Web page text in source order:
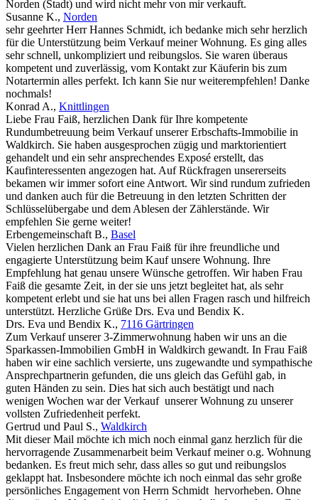
Norden (Stadt) und wird nicht mehr von mir verkauft.
Susanne K., Norden
sehr geehrter Herr Hannes Schmidt, ich bedanke mich sehr herzlich
für die Unterstützung beim Verkauf meiner Wohnung. Es ging alles
sehr schnell, unkompliziert und reibungslos. Sie waren überaus
kompetent und zuverlässig, vom Kontakt zur Käuferin bis zum
Notartermin alles perfekt. Ich kann Sie nur weiterempfehlen! Danke
nochmals!
Konrad A., Knittlingen
Liebe Frau Faiß, herzlichen Dank für Ihre kompetente
Rundumbetreuung beim Verkauf unserer Erbschafts-Immobilie in
Waldkirch. Sie haben ausgesprochen zügig und marktorientiert
gehandelt und ein sehr ansprechendes Exposé erstellt, das
Kaufinteressenten angezogen hat. Auf Rückfragen unsererseits
bekamen wir immer sofort eine Antwort. Wir sind rundum zufrieden
und danken auch für die Betreuung in den letzten Schritten der
Schlüsselübergabe und dem Ablesen der Zählerstände. Wir
empfehlen Sie gerne weiter!
Erbengemeinschaft B., Basel
Vielen herzlichen Dank an Frau Faiß für ihre freundliche und
engagierte Unterstützung beim Kauf unsere Wohnung. Ihre
Empfehlung hat genau unsere Wünsche getroffen. Wir haben Frau
Faiß die gesamte Zeit, in der sie uns jetzt begleitet hat, als sehr
kompetent erlebt und sie hat uns bei allen Fragen rasch und hilfreich
unterstützt. Herzliche Grüße Drs. Eva und Bendix K.
Drs. Eva und Bendix K., 7116 Gärtringen
Zum Verkauf unserer 3-Zimmerwohnung haben wir uns an die
Sparkassen-Immobilien GmbH in Waldkirch gewandt. In Frau Faiß
haben wir eine sachlich versierte, uns zugewandte und sympathische
Ansprechpartnerin gefunden, die uns gleich das Gefühl gab, in
guten Händen zu sein. Dies hat sich auch bestätigt und nach
wenigen Wochen war der Verkauf unserer Wohnung zu unserer
vollsten Zufriedenheit perfekt.
Gertrud und Paul S., Waldkirch
Mit dieser Mail möchte ich mich noch einmal ganz herzlich für die
hervorragende Zusammenarbeit beim Verkauf meiner o.g. Wohnung
bedanken. Es freut mich sehr, dass alles so gut und reibungslos
geklappt hat. Insbesondere möchte ich noch einmal das sehr große
persönliches Engagement von Herrn Schmidt hervorheben. Ohne